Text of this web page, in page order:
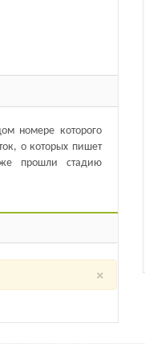
номере которого
о которых пишет
прошли стадию
×